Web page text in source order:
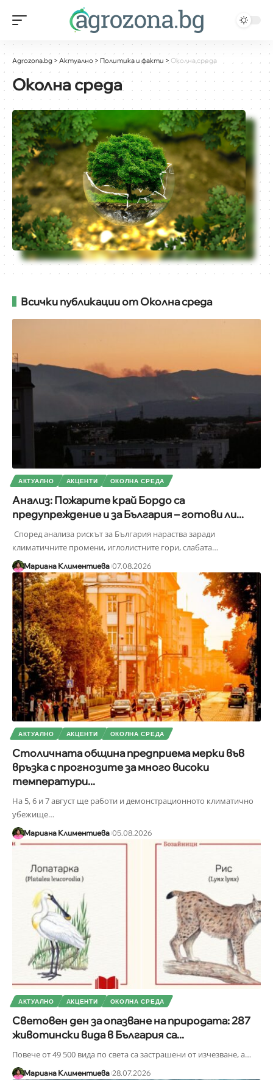
Agrozona.bg > Актуално > Политика и факти > Околна среда
Околна среда
Всички публикации от Околна среда
АКТУАЛНО АКЦЕНТИ ОКОЛНА СРЕДА
Анализ: Пожарите край Бордо са
предупреждение и за България – готови ли...
Според анализа рискът за България нараства заради
климатичните промени, иглолистните гори, слабата…
Мариана Климентиева 07.08.2026
АКТУАЛНО АКЦЕНТИ ОКОЛНА СРЕДА
Столичната община предприема мерки във
връзка с прогнозите за много високи
температури...
На 5, 6 и 7 август ще работи и демонстрационното климатично
убежище…
Мариана Климентиева 05.08.2026
АКТУАЛНО АКЦЕНТИ ОКОЛНА СРЕДА
Световен ден за опазване на природата: 287
животински вида в България са...
Повече от 49 500 вида по света са застрашени от изчезване, а…
Мариана Климентиева 28.07.2026